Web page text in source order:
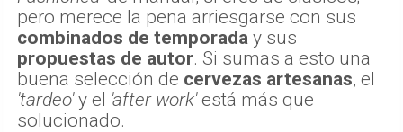
pero merece la pena arriesgarse con sus
combinados de temporada y sus
propuestas de autor. Si sumas a esto una
buena selección de cervezas artesanas, el
'tardeo'y el 'after work'está más que
solucionado.